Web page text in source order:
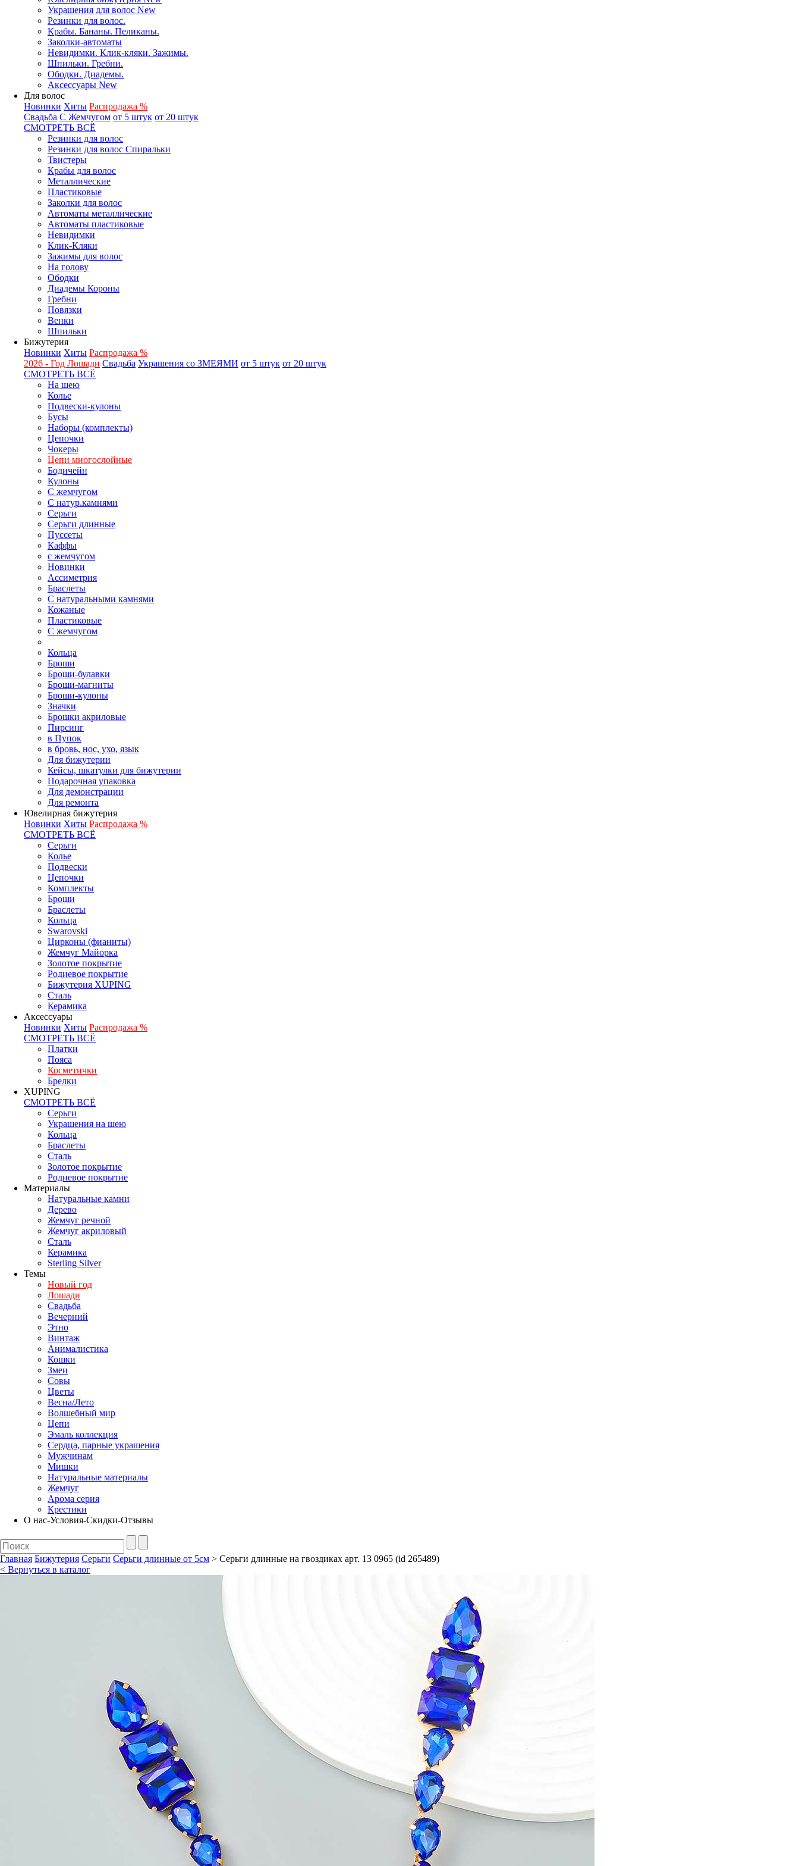
Украшения для волос New
Резинки для волос.
Крабы. Бананы. Пеликаны.
Заколки-автоматы
Невидимки. Клик-кляки. Зажимы.
Шпильки. Гребни.
Ободки. Диадемы.
Аксессуары New
Для волос
Новинки Хиты Распродажа %
Свадьба С Жемчугом от 5 штук от 20 штук
СМОТРЕТЬ ВСЁ
Резинки для волос
Резинки для волос Спиральки
Твистеры
Крабы для волос
Металлические
Пластиковые
Заколки для волос
Автоматы металлические
Автоматы пластиковые
Невидимки
Клик-Кляки
Зажимы для волос
На голову
Ободки
Диадемы Короны
Гребни
Повязки
Венки
Шпильки
Бижутерия
Новинки Хиты Распродажа %
2026 - Год Лошади Свадьба Украшения со ЗМЕЯМИ от 5 штук от 20 штук
СМОТРЕТЬ ВСЁ
На шею
Колье
Подвески-кулоны
Бусы
Наборы (комплекты)
Цепочки
Чокеры
Цепи многослойные
Бодичейн
Кулоны
С жемчугом
С натур.камнями
Серьги
Серьги длинные
Пуссеты
Каффы
с жемчугом
Новинки
Ассиметрия
Браслеты
С натуральными камнями
Кожаные
Пластиковые
С жемчугом
Кольца
Броши
Броши-булавки
Броши-магниты
Броши-кулоны
Значки
Брошки акриловые
Пирсинг
в Пупок
в бровь, нос, ухо, язык
Для бижутерии
Кейсы, шкатулки для бижутерии
Подарочная упаковка
Для демонстрации
Для ремонта
Ювелирная бижутерия
Новинки Хиты Распродажа %
СМОТРЕТЬ ВСЁ
Серьги
Колье
Подвески
Цепочки
Комплекты
Броши
Браслеты
Кольца
Swarovski
Цирконы (фианиты)
Жемчуг Майорка
Золотое покрытие
Родиевое покрытие
Бижутерия XUPING
Сталь
Керамика
Аксессуары
Новинки Хиты Распродажа %
СМОТРЕТЬ ВСЁ
Платки
Пояса
Косметички
Брелки
XUPING
СМОТРЕТЬ ВСЁ
Серьги
Украшения на шею
Кольца
Браслеты
Сталь
Золотое покрытие
Родиевое покрытие
Материалы
Натуральные камни
Дерево
Жемчуг речной
Жемчуг акриловый
Сталь
Керамика
Sterling Silver
Темы
Новый год
Лошади
Свадьба
Вечерний
Этно
Винтаж
Анималистика
Кошки
Змеи
Совы
Цветы
Весна/Лето
Волшебный мир
Цепи
Эмаль коллекция
Сердца, парные украшения
Мужчинам
Мишки
Натуральные материалы
Жемчуг
Арома серия
Крестики
О нас-Условия-Скидки-Отзывы
Главная Бижутерия Серьги Серьги длинные от 5см > Серьги длинные на гвоздиках арт. 13 0965 (id 265489)
< Вернуться в каталог